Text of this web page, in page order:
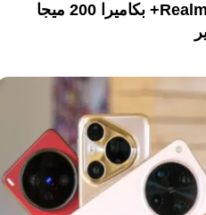
الإعلان الرسمي عن Realme 16 Pro+ بكاميرا 200 ميجا